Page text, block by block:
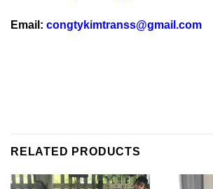
Email: congtykimtranss@gmail.com
RELATED PRODUCTS